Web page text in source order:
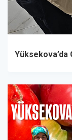
Yüksekova’da